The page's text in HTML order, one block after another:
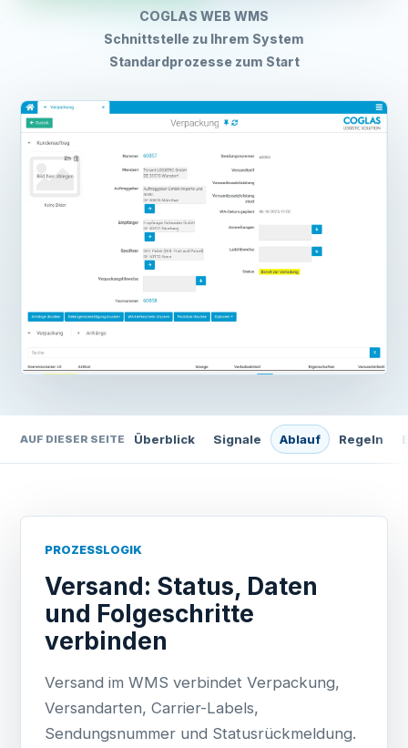
COGLAS WEB WMS
Schnittstelle zu Ihrem System
Standardprozesse zum Start
AUF DIESER SEITE Überblick Signale Ablauf Regeln
PROZESSLOGIK
Versand: Status, Daten
und Folgeschritte
verbinden
Versand im WMS verbindet Verpackung,
Versandarten, Carrier-Labels,
Sendungsnummer und Statusrückmeldung.